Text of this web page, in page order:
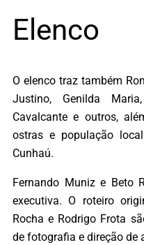
Elenco
O elenco traz também
Justino, Genilda
Cavalcante e outros,
ostras e população
Cunhaú.
Fernando Muniz e Beto
executiva. O roteiro
Rocha e Rodrigo Frota
de fotografia e direção de